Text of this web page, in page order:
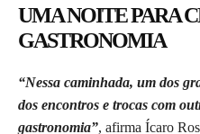
UMA NOITE PARA
GASTRONOMIA
“Nessa caminhada, um dos
dos encontros e trocas com
gastronomia”, afirma Ícaro